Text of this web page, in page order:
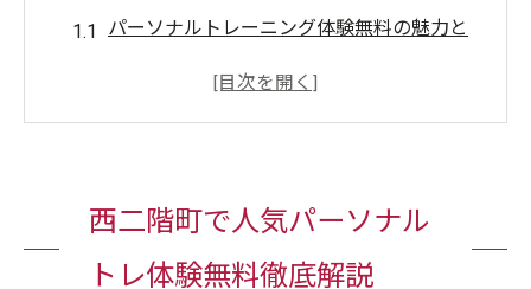
パーソナルトレーニング体験無料の魅力と
事情
体験無料パーソナルトレで安心スタートを
西二階町で人気パーソナル
トレ体験無料徹底解説